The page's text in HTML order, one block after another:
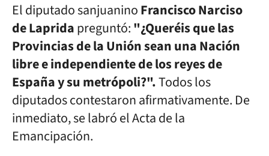
El diputado sanjuaninoFrancisco Narciso
de Lapridapreguntó:"¿Queréis que las
Provincias de la Unión sean una Nación
libre e independiente de los reyes de
España y su metrópoli?".Todos los
diputados contestaron afirmativamente. De
inmediato, se labró el Acta de la
Emancipación.